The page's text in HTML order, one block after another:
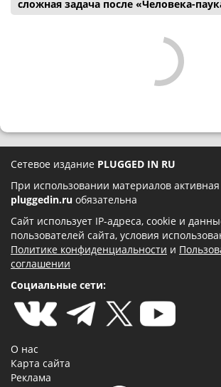
сложная задача после «Человека-
Сетевое издание PLUGGED IN RU
При использовании материалов
pluggedin.ru обязательна
Сайт использует IP-адреса, cookie и
пользователей сайта, условия
Политике конфиденциальности и
соглашении
Социальные сети:
О нас
Карта сайта
Реклама